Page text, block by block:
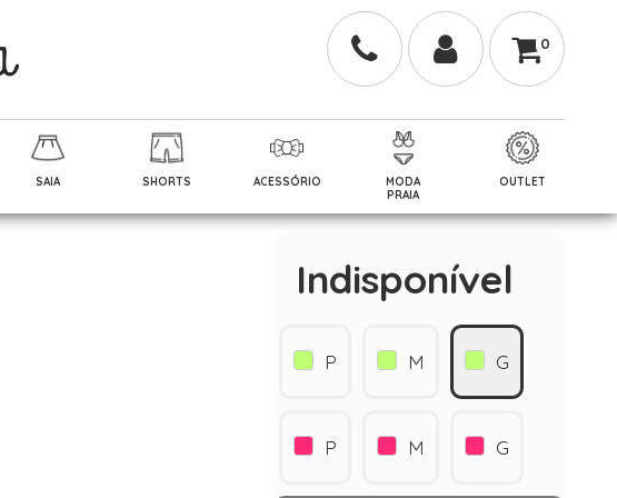
0
SAIA SHORTS ACESSÓRIO
MODA
PRAIA
OUTLET
Indisponível
P M G
P M G